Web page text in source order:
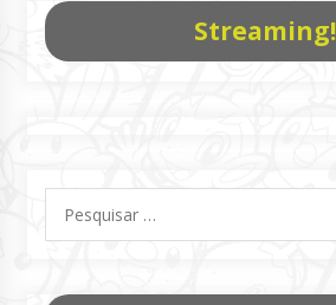
Streaming!
por: